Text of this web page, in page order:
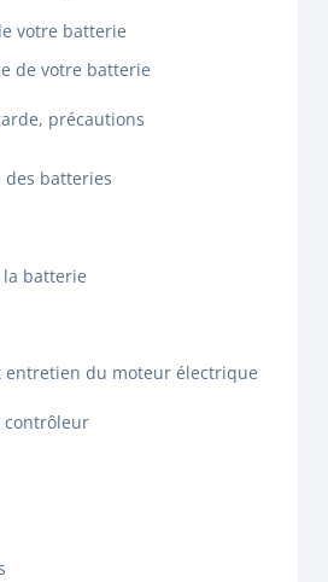
votre batterie
de votre batterie
précautions
des batteries
batterie
entretien du moteur électrique
contrôleur